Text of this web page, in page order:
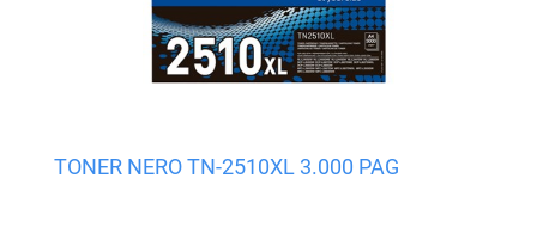
TONER NERO TN-2510XL 3.000 PAG